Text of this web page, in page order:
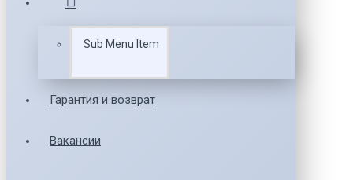
Sub Menu Item
Гарантия и возврат
Вакансии